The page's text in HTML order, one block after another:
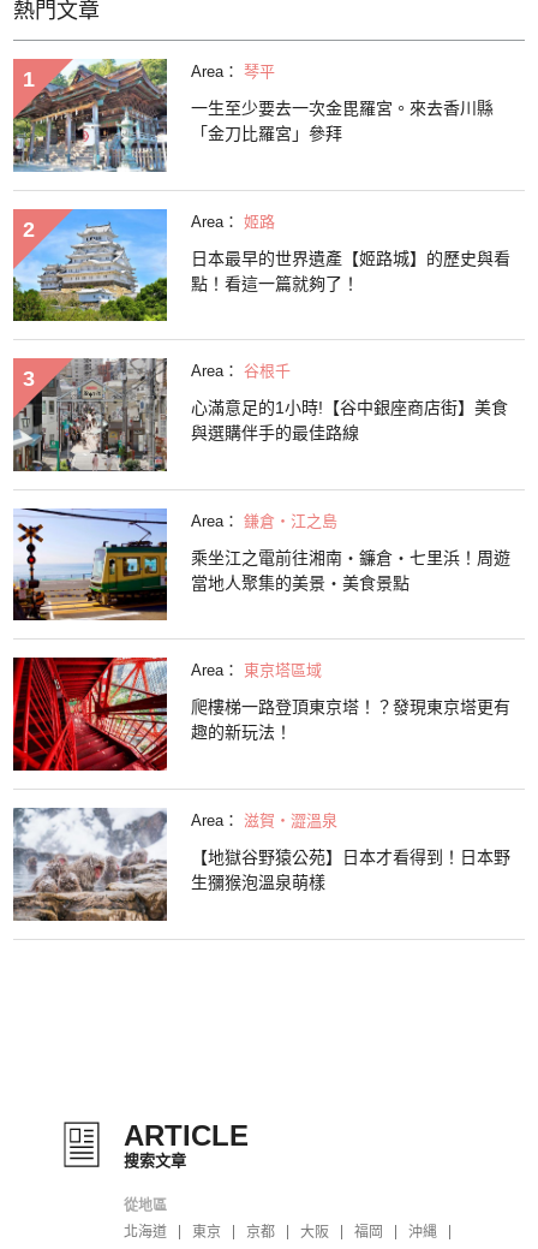
熱門文章
Area： 琴平
一生至少要去一次金毘羅宮。來去香川縣
「金刀比羅宮」參拜
Area： 姬路
日本最早的世界遺產【姬路城】的歷史與看
點！看這一篇就夠了！
Area： 谷根千
心滿意足的1小時!【谷中銀座商店街】美食
與選購伴手的最佳路線
Area： 鎌倉・江之島
乘坐江之電前往湘南・鐮倉・七里浜！周遊
當地人聚集的美景・美食景點
Area： 東京塔區域
爬樓梯一路登頂東京塔！？發現東京塔更有
趣的新玩法！
Area： 滋賀・澀溫泉
【地獄谷野猿公苑】日本才看得到！日本野
生獼猴泡溫泉萌樣
ARTICLE
搜索文章
從地區
北海道
東京 京都 大阪 福岡 沖縄